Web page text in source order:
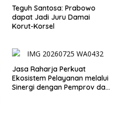
Teguh Santosa: Prabowo
dapat Jadi Juru Damai
Korut-Korsel
Jasa Raharja Perkuat
Ekosistem Pelayanan melalui
Sinergi dengan Pemprov dan